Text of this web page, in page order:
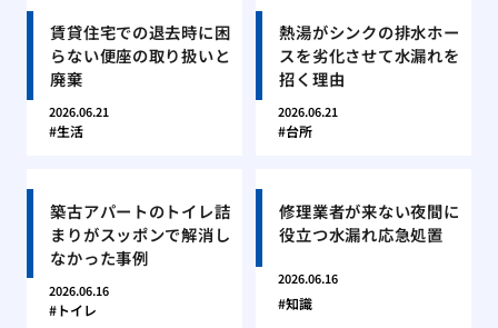
賃貸住宅での退去時に困
らない便座の取り扱いと
廃棄
2026.06.21
生活
熱湯がシンクの排水ホー
スを劣化させて水漏れを
招く理由
2026.06.21
台所
築古アパートのトイレ詰
まりがスッポンで解消し
なかった事例
2026.06.16
トイレ
修理業者が来ない夜間に
役立つ水漏れ応急処置
2026.06.16
知識